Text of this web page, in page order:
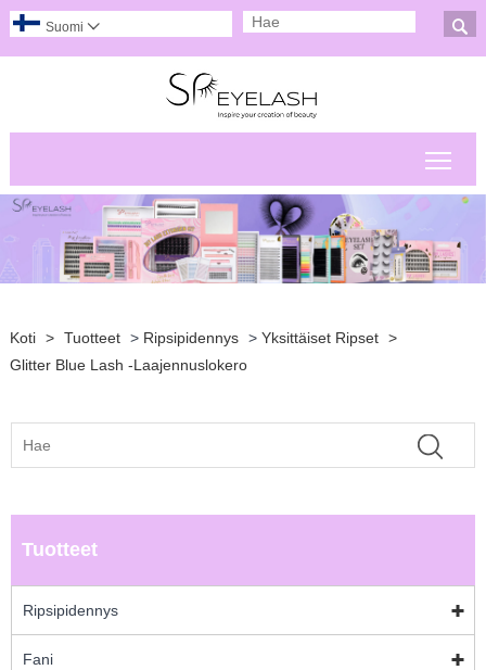

Suomi 
Koti > Tuotteet > Ripsipidennys > Yksittäiset Ripset >
Glitter Blue Lash -laajennuslokero
Tuotteet
Ripsipidennys
Fani